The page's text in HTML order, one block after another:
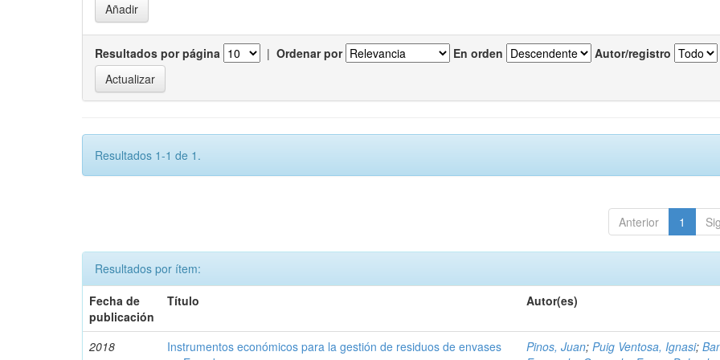
Resultados por página | Ordenar por En orden Autor/registro
Resultados 1-1 de 1.
Anterior 1
Resultados por ítem:
Fecha de
publicación
Título Autor(es)
2018
Instrumentos económicos para la gestión de residuos de envases
Pinos, Juan;Puig Ventosa, Ignasi;